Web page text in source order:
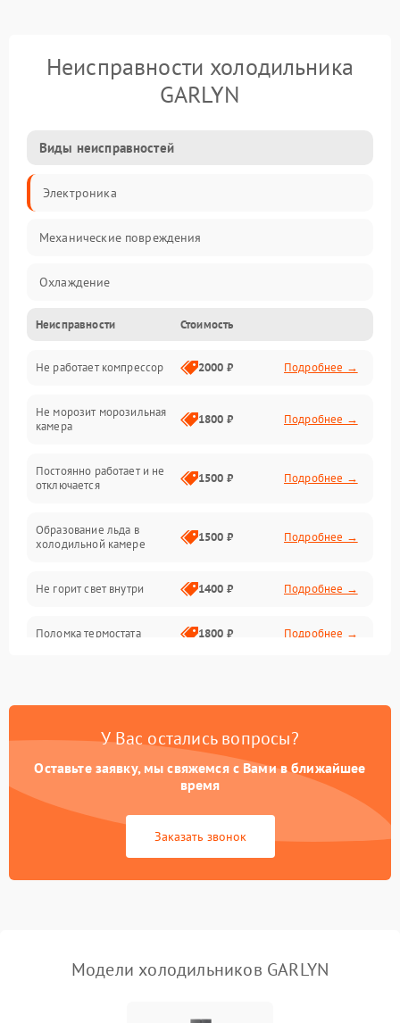
Неисправности холодильника
GARLYN
Виды неисправностей
Электроника
Механические повреждения
Охлаждение
Механика
Электропитание
Дренаж
Неисправности Стоимость
Не работает компрессор 2000 ₽ Подробнее →
Не морозит морозильная
камера
1800 ₽ Подробнее →
Постоянно работает и не
отключается
1500 ₽ Подробнее →
Образование льда в
холодильной камере
1500 ₽ Подробнее →
Не горит свет внутри 1400 ₽ Подробнее →
Поломка термостата 1800 ₽ Подробнее →
Образование конденсата
1800 ₽ Подробнее →
Сбой в работе инвертора
работе
2000 ₽ Подробнее →
У Вас остались вопросы?
Оставьте заявку, мы свяжемся с Вами в ближайшее
время
Заказать звонок
Модели холодильников GARLYN